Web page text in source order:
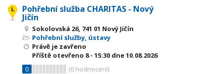
Pohřební služba CHARITAS - Nový
Jičín
Sokolovská 26, 741 01 Nový Jičín
Pohřební služby, ústavy
Právě je zavřeno
Příště otevřeno 8 - 15:30 dne 10.08.2026
0
(0 hodnocení)